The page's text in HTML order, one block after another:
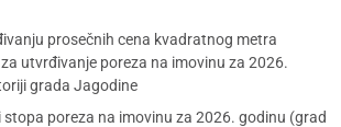
prosečnih cena kvadratnog metra
utvrđivanje poreza na imovinu za 2026.
grada Jagodine
stopa poreza na imovinu za 2026. godinu (grad